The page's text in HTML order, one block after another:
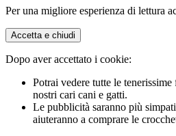
Per una migliore esperienza di lettura
Accetta e chiudi
Dopo aver accettato i cookie:
Potrai vedere tutte le
nostri cari cani e gatti.
Le pubblicità saranno più
aiuteranno a comprare le